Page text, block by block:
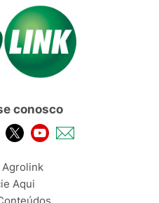
conosco
Agrolink
Aqui